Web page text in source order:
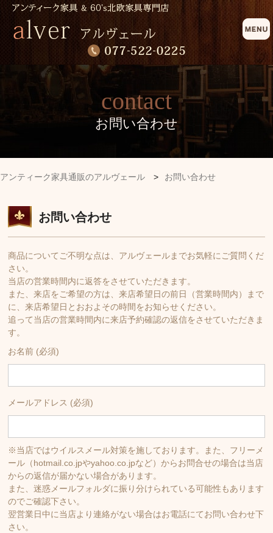
contact
お問い合わせ
アンティーク家具通販のアルヴェール > お問い合わせ
お問い合わせ
商品についてご不明な点は、アルヴェールまでお気軽にご質問くだ
さい。
当店の営業時間内に返答をさせていただきます。
また、来店をご希望の方は、来店希望日の前日（営業時間内）まで
に、来店希望日とおおよその時間をお知らせください。
追って当店の営業時間内に来店予約確認の返信をさせていただきま
す。
お名前 (必須)
メールアドレス (必須)
※当店ではウイルスメール対策を施しております。また、フリーメ
ール（hotmail.co.jpやyahoo.co.jpなど）からお問合せの場合は当店
からの返信が届かない場合があります。
また、迷惑メールフォルダに振り分けられている可能性もあります
のでご確認下さい。
翌営業日中に当店より連絡がない場合はお電話にてお問い合わせ下
さい。